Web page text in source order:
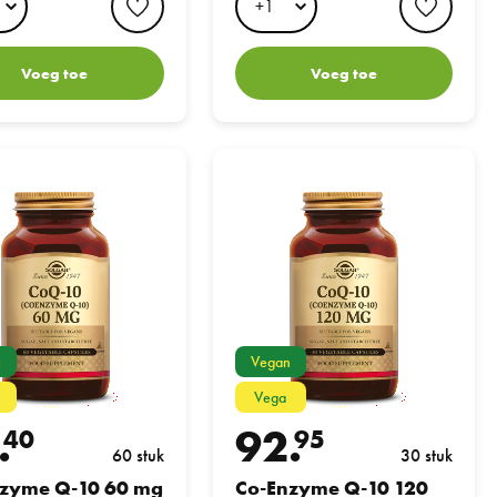
Voeg toe Voeg toe
40 60 stuk
Q-10 60 mg
Vegan
Vega
92.95 30 stuk
Co-Enzyme Q-10 120